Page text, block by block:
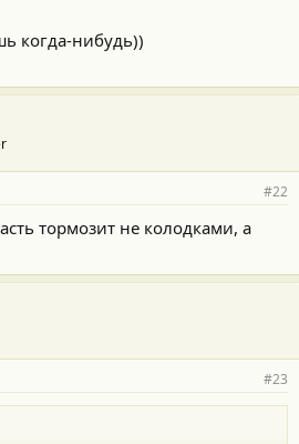
когда-нибудь))
#22
тормозит не колодками, а
#23